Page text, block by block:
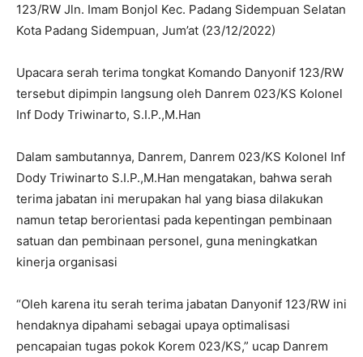
123/RW Jln. Imam Bonjol Kec. Padang Sidempuan Selatan
Kota Padang Sidempuan, Jum’at (23/12/2022)
Upacara serah terima tongkat Komando Danyonif 123/RW
tersebut dipimpin langsung oleh Danrem 023/KS Kolonel
Inf Dody Triwinarto, S.I.P.,M.Han
Dalam sambutannya, Danrem, Danrem 023/KS Kolonel Inf
Dody Triwinarto S.I.P.,M.Han mengatakan, bahwa serah
terima jabatan ini merupakan hal yang biasa dilakukan
namun tetap berorientasi pada kepentingan pembinaan
satuan dan pembinaan personel, guna meningkatkan
kinerja organisasi
“Oleh karena itu serah terima jabatan Danyonif 123/RW ini
hendaknya dipahami sebagai upaya optimalisasi
pencapaian tugas pokok Korem 023/KS,” ucap Danrem